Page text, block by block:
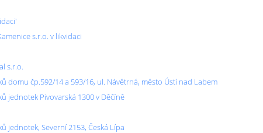
s.r.o. v likvidaci
s.r.o.
domu čp.592/14 a 593/16, ul. Návětrná, město Ústí nad Labem
jednotek Pivovarská 1300 v Děčíně
jednotek, Severní 2153, Česká Lípa